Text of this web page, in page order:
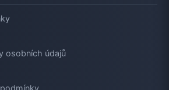
osobních údajů